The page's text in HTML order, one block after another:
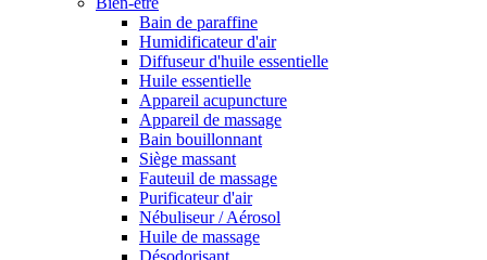
Bain de paraffine
Humidificateur d'air
Diffuseur d'huile essentielle
Huile essentielle
Appareil acupuncture
Appareil de massage
Bain bouillonnant
Siège massant
Fauteuil de massage
Purificateur d'air
Nébuliseur / Aérosol
Huile de massage
Désodorisant